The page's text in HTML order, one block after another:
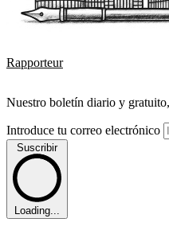
Rapporteur
Nuestro boletín diario y
Introduce tu correo electrónico
Suscribir
Loading...